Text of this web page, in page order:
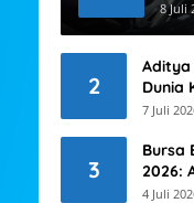
8 Juli
2
Aditya
Dunia
7 Juli
3
Bursa
2026:
4 Juli